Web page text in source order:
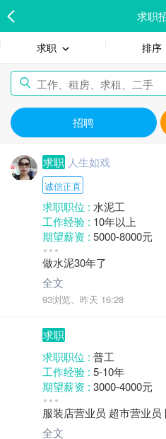
求职
求职 排序
招聘
求职 人生如戏
诚信正直
求职职位 : 水泥工
工作经验 : 10年以上
期望薪资 : 5000-8000元
地区 :
做水泥30年了
全文
93浏览、 昨天 16:28
求职
求职职位 : 普工
工作经验 : 5-10年
期望薪资 : 3000-4000元
地区 :
全文